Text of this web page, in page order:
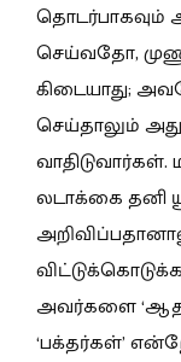
தொடர்பாகவும்
செய்வதோ,
கிடையாது;
செய்தாலும்
லடாக்கை தனி
அவர்களை
‘பக்தர்கள்’